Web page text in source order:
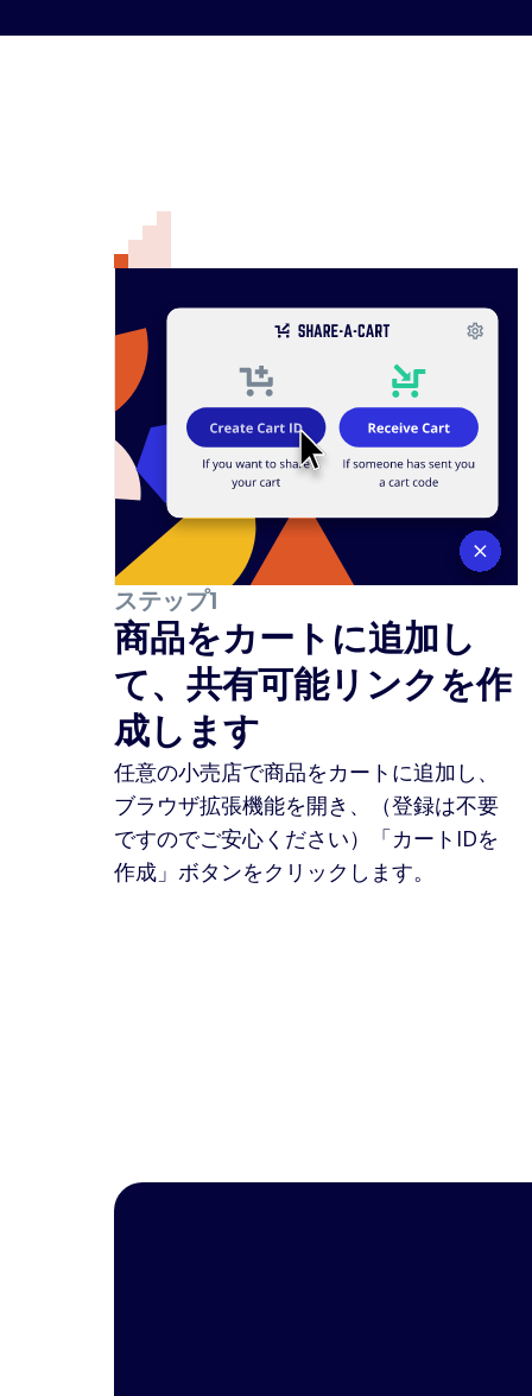
ステップ1
商品をカートに追加し
て、共有可能リンクを作
成します
任意の小売店で商品をカートに追加し、
ブラウザ拡張機能を開き、（登録は不要
ですのでご安心ください）「カートIDを
作成」ボタンをクリックします。